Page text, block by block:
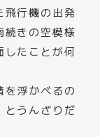
飛行機の出発
続きの空模様
したことが何
を浮かべるの
とうんざりだ